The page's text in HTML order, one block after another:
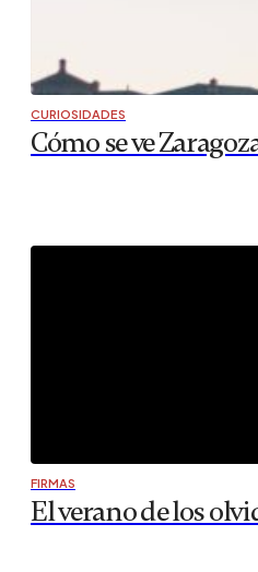
CURIOSIDADES
Cómo se ve
FIRMAS
El verano de los